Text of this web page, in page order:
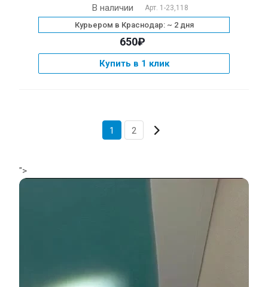
В наличии Арт. 1-23,118
Курьером в Краснодар: ~ 2 дня
650₽
Купить в 1 клик
1 2
">